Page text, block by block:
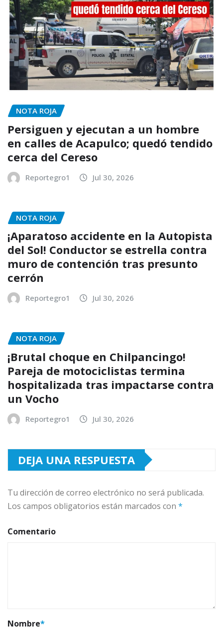
NOTA ROJA
Persiguen y ejecutan a un hombre
en calles de Acapulco; quedó tendido
cerca del Cereso
Reportegro1 Jul 30, 2026
NOTA ROJA
¡Aparatoso accidente en la Autopista
del Sol! Conductor se estrella contra
muro de contención tras presunto
cerrón
Reportegro1 Jul 30, 2026
NOTA ROJA
¡Brutal choque en Chilpancingo!
Pareja de motociclistas termina
hospitalizada tras impactarse contra
un Vocho
Reportegro1 Jul 30, 2026
DEJA UNA RESPUESTA
Tu dirección de correo electrónico no será publicada.
Los campos obligatorios están marcados con *
Comentario
Nombre*